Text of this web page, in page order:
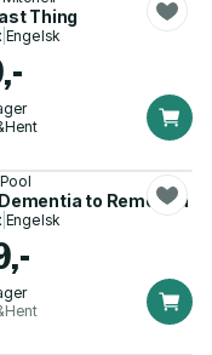
Thing
| Engelsk
to Rementia
| Engelsk